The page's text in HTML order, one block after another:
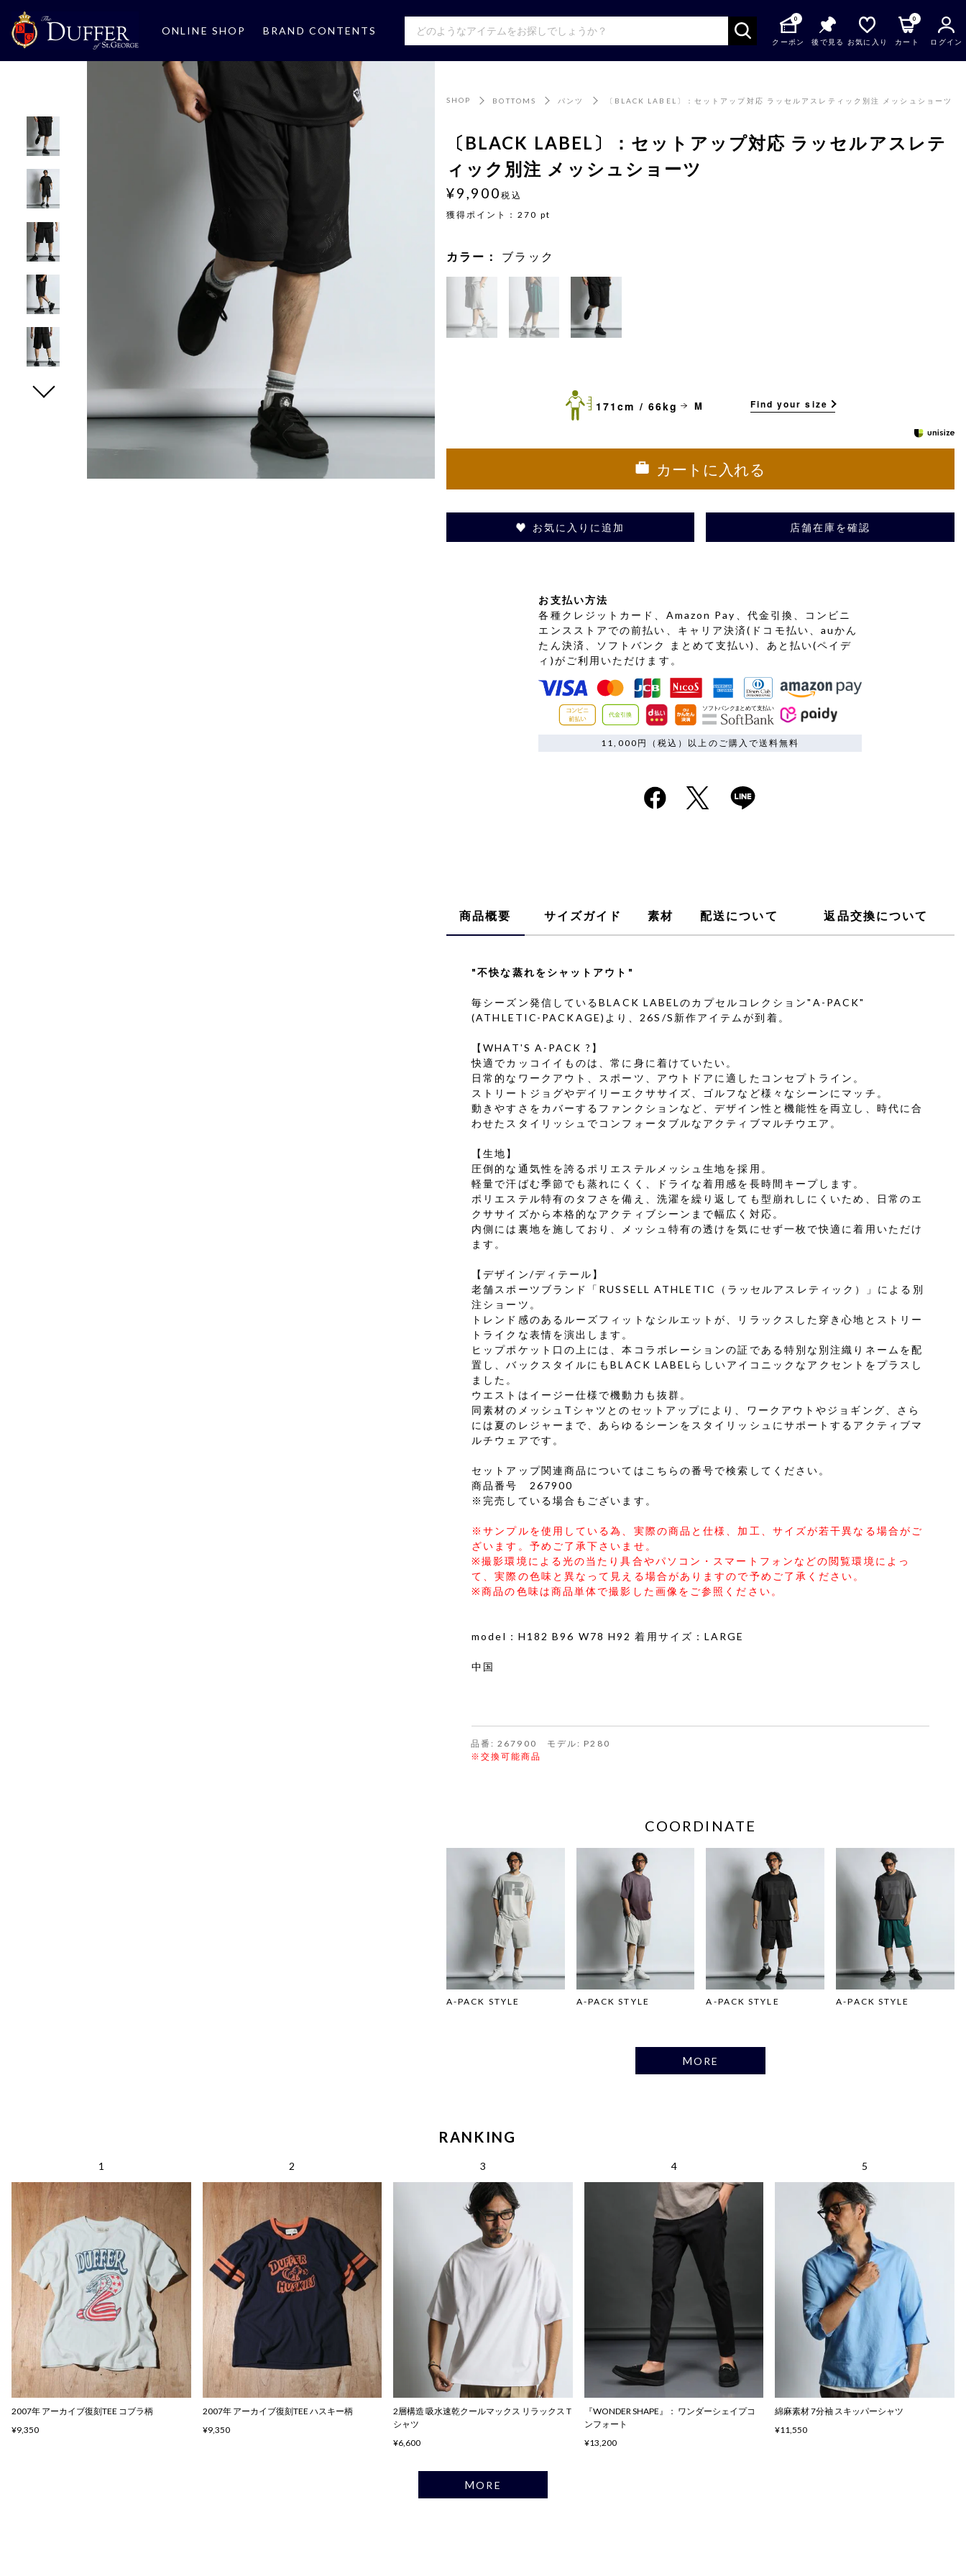
ONLINE SHOP BRAND CONTENTS
0
クーポン 後で見る お気に入り
0
カート ログイン
SHOP BOTTOMS パンツ 〔BLACK LABEL〕：セットアップ対応 ラッセルアスレティック別注 メッシュショーツ
〔BLACK LABEL〕：セットアップ対応 ラッセルアスレテ
ィック別注 メッシュショーツ
¥9,900税込
獲得ポイント： 270 pt
カラー： ブラック
171cm / 66kg M Find your size
カートに入れる
お気に入りに追加 店舗在庫を確認
お支払い方法
各種クレジットカード、Amazon Pay、代金引換、コンビニ
エンスストアでの前払い、キャリア決済(ドコモ払い、auかん
たん決済、ソフトバンク まとめて支払い)、あと払い(ペイデ
ィ)がご利用いただけます。
11,000円（税込）以上のご購入で送料無料
商品概要 サイズガイド 素材 配送について 返品交換について
"不快な蒸れをシャットアウト"
毎シーズン発信しているBLACK LABELのカプセルコレクション"A-PACK"
(ATHLETIC-PACKAGE)より、26S/S新作アイテムが到着。
【WHAT'S A-PACK ?】
快適でカッコイイものは、常に身に着けていたい。
日常的なワークアウト、スポーツ、アウトドアに適したコンセプトライン。
ストリートジョグやデイリーエクササイズ、ゴルフなど様々なシーンにマッチ。
動きやすさをカバーするファンクションなど、デザイン性と機能性を両立し、時代に合
わせたスタイリッシュでコンフォータブルなアクティブマルチウエア。
【生地】
圧倒的な通気性を誇るポリエステルメッシュ生地を採用。
軽量で汗ばむ季節でも蒸れにくく、ドライな着用感を長時間キープします。
ポリエステル特有のタフさを備え、洗濯を繰り返しても型崩れしにくいため、日常のエ
クササイズから本格的なアクティブシーンまで幅広く対応。
内側には裏地を施しており、メッシュ特有の透けを気にせず一枚で快適に着用いただけ
ます。
【デザイン/ディテール】
老舗スポーツブランド「RUSSELL ATHLETIC（ラッセルアスレティック）」による別
注ショーツ。
トレンド感のあるルーズフィットなシルエットが、リラックスした穿き心地とストリー
トライクな表情を演出します。
ヒップポケット口の上には、本コラボレーションの証である特別な別注織りネームを配
置し、バックスタイルにもBLACK LABELらしいアイコニックなアクセントをプラスし
ました。
ウエストはイージー仕様で機動力も抜群。
同素材のメッシュTシャツとのセットアップにより、ワークアウトやジョギング、さら
には夏のレジャーまで、あらゆるシーンをスタイリッシュにサポートするアクティブマ
ルチウェアです。
セットアップ関連商品についてはこちらの番号で検索してください。
商品番号 267900
※完売している場合もございます。
※サンプルを使用している為、実際の商品と仕様、加工、サイズが若干異なる場合がご
ざいます。予めご了承下さいませ。
※撮影環境による光の当たり具合やパソコン・スマートフォンなどの閲覧環境によっ
て、実際の色味と異なって見える場合がありますので予めご了承ください。
※商品の色味は商品単体で撮影した画像をご参照ください。
model：H182 B96 W78 H92 着用サイズ：LARGE
中国
品番: 267900 モデル: P280
※交換可能商品
COORDINATE
A-PACK STYLE A-PACK STYLE A-PACK STYLE A-PACK STYLE
MORE
RANKING
2007年 アーカイブ復刻TEE コブラ柄
¥9,350
2007年 アーカイブ復刻TEE ハスキー柄
¥9,350
2層構造 吸水速乾クールマックス リラックス T
シャツ
¥6,600
『WONDER SHAPE』： ワンダーシェイプコ
ンフォート
¥13,200
綿麻素材 7分袖 スキッパーシャツ
¥11,550
MORE